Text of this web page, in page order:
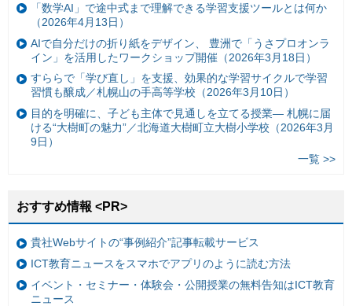
「数学AI」で途中式まで理解できる学習支援ツールとは何か
（2026年4月13日）
AIで自分だけの折り紙をデザイン、 豊洲で「うさプロオンラ
イン」を活用したワークショップ開催（2026年3月18日）
すららで「学び直し」を支援、効果的な学習サイクルで学習
習慣も醸成／札幌山の手高等学校（2026年3月10日）
目的を明確に、子ども主体で見通しを立てる授業— 札幌に届
ける“大樹町の魅力”／北海道大樹町立大樹小学校（2026年3月
9日）
一覧 >>
おすすめ情報 <PR>
貴社Webサイトの“事例紹介”記事転載サービス
ICT教育ニュースをスマホでアプリのように読む方法
イベント・セミナー・体験会・公開授業の無料告知はICT教育
ニュース